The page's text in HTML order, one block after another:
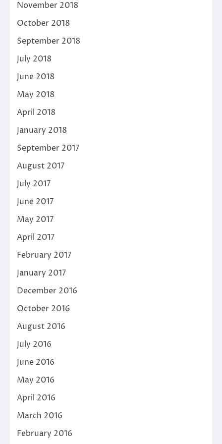
November 2018
October 2018
September 2018
July 2018
June 2018
May 2018
April 2018
January 2018
September 2017
August 2017
July 2017
June 2017
May 2017
April 2017
February 2017
January 2017
December 2016
October 2016
August 2016
July 2016
June 2016
May 2016
April 2016
March 2016
February 2016